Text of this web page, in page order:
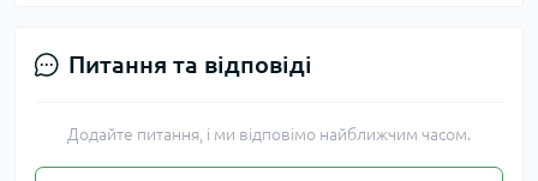
Питання та відповіді
Додайте питання, і ми відповімо найближчим часом.